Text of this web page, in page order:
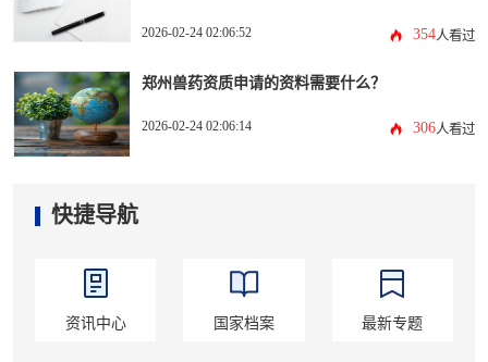
2026-02-24 02:06:52 354人看过
郑州兽药资质申请的资料需要什么？
2026-02-24 02:06:14 306人看过
快捷导航
资讯中心 国家档案 最新专题